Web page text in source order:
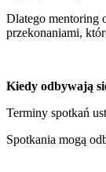
Dlatego mentoring
przekonaniami,
Kiedy odbywają
Terminy spotkań
Spotkania mogą